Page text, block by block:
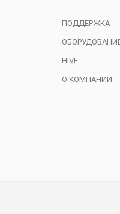
ПОДДЕРЖКА
HIVE
О КОМПАНИИ